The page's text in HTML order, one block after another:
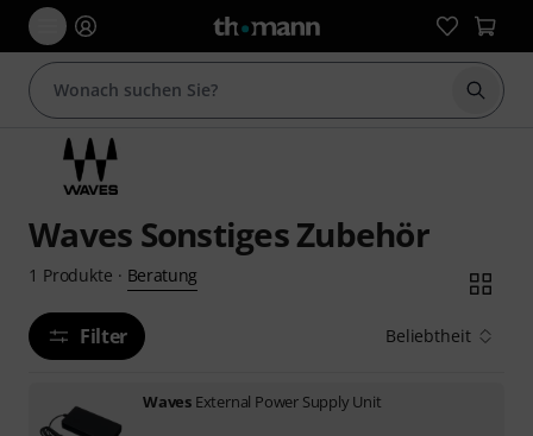
Suche
Waves Sonstiges Zubehör
1 Produkte · Beratung
Filter Beliebtheit
Waves External Power Supply Unit